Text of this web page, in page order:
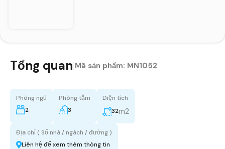
Tổng quan Mã sản phẩm: MN1052
Phòng ngủ
2
Phòng tắm
3
Diện tích
32m2
Địa chỉ ( Số nhà / ngách / đường )
Liên hệ để xem thêm thông tin